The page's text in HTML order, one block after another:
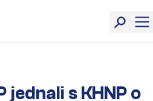
jednali s KHNP o